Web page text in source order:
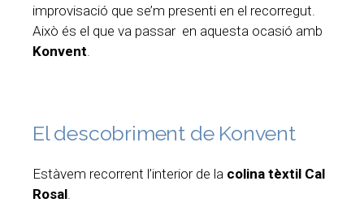
improvisació que se’m presenti en el recorregut.
Això és el que va passar en aquesta ocasió amb
Konvent.
El descobriment de Konvent
Estàvem recorrent l’interior de la colina tèxtil Cal
Rosal